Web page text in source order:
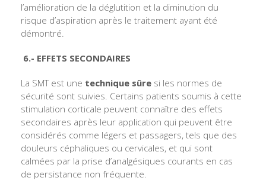
l’amélioration de la déglutition et la diminution du
risque d’aspiration après le traitement ayant été
démontré.
6.- EFFETS SECONDAIRES
La SMT est une technique sûre si les normes de
sécurité sont suivies. Certains patients soumis à cette
stimulation corticale peuvent connaître des effets
secondaires après leur application qui peuvent être
considérés comme légers et passagers, tels que des
douleurs céphaliques ou cervicales, et qui sont
calmées par la prise d’analgésiques courants en cas
de persistance non fréquente.